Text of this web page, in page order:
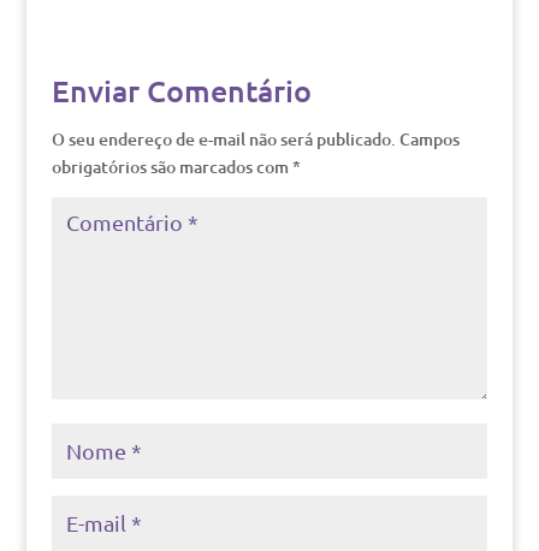
Enviar Comentário
O seu endereço de e-mail não será publicado. Campos
obrigatórios são marcados com *